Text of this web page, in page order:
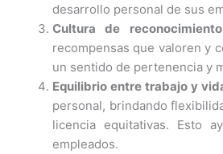
desarrollo personal de sus
Cultura de
recompensas que valoren y
un sentido de pertenencia y
Equilibrio entre trabajo y
personal, brindando
licencia equitativas. Esto
empleados.